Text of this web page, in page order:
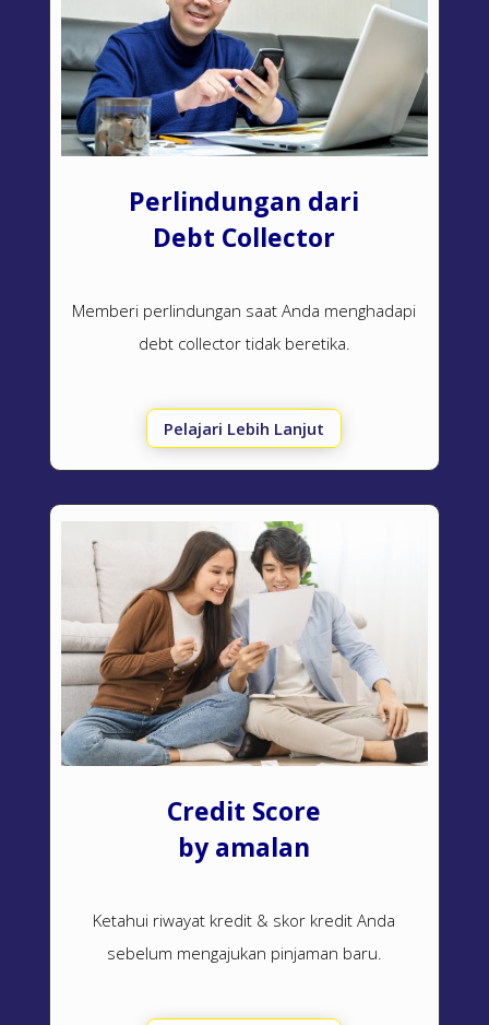
Perlindungan dari
Debt Collector
Memberi perlindungan saat Anda menghadapi
debt collector tidak beretika.
Pelajari Lebih Lanjut
Credit Score
by amalan
Ketahui riwayat kredit & skor kredit Anda
sebelum mengajukan pinjaman baru.